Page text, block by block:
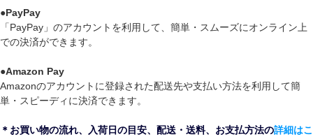
●PayPay
「PayPay」のアカウントを利用して、簡単・スムーズにオンライン上
での決済ができます。
●Amazon Pay
Amazonのアカウントに登録された配送先や支払い方法を利用して簡
単・スピーディに決済できます。
＊お買い物の流れ、入荷日の目安、配送・送料、お支払方法の詳細はこ